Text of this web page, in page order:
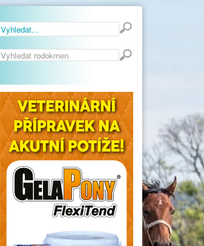
Vyhledávání...